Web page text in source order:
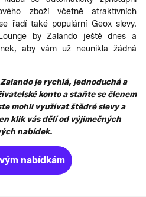
zboží včetně atraktivních
řadí také populární Geox slevy.
by Zalando ještě dnes a
aby vám už neunikla žádná
je rychlá, jednoduchá a
konto a staňte se členem
mohli využívat štědré slevy a
klik vás dělí od výjimečných
nabídek.
nabídkám